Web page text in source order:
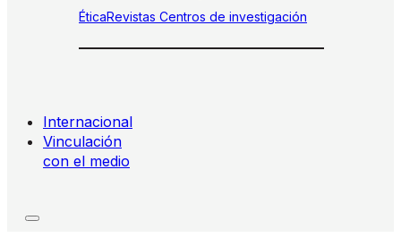
ÉticaRevistas Centros de investigación
Internacional
Vinculación
con el medio